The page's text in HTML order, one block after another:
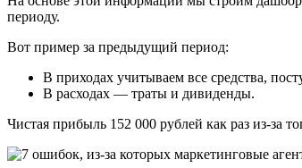
периоду.
Вот пример за предыдущий период:
В приходах учитываем все средства,
В расходах — траты и дивиденды.
Чистая прибыль 152 000 рублей как раз из-за